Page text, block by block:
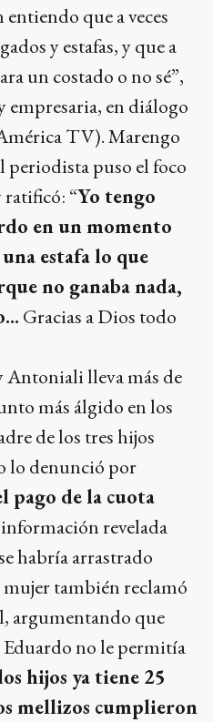
que a veces
y estafas, y que a
un costado o no sé”,
empresaria, en diálogo
TV). Marengo
periodista puso el foco
ratificó: “Yo tengo
en un momento
estafa lo que
no ganaba nada,
Gracias a Dios todo
lleva más de
más álgido en los
de los tres hijos
lo denunció por
de la cuota
revelada
habría arrastrado
también reclamó
argumentando que
no le permitía
hijos ya tiene 25
mellizos cumplieron